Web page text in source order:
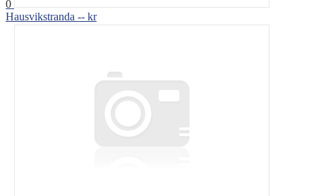
0
Hausvikstranda -- kr